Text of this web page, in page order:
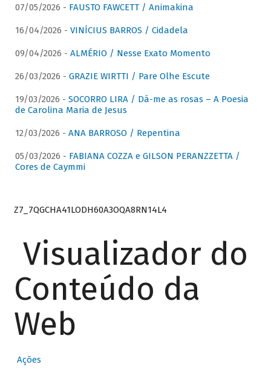
07/05/2026 - FAUSTO FAWCETT / Animakina
16/04/2026 - VINÍCIUS BARROS / Cidadela
09/04/2026 - ALMÉRIO / Nesse Exato Momento
26/03/2026 - GRAZIE WIRTTI / Pare Olhe Escute
19/03/2026 - SOCORRO LIRA / Dá-me as rosas – A Poesia
de Carolina Maria de Jesus
12/03/2026 - ANA BARROSO / Repentina
05/03/2026 - FABIANA COZZA e GILSON PERANZZETTA /
Cores de Caymmi
Z7_7QGCHA41LODH60A3OQA8RN14L4
Visualizador do
Conteúdo da
Web
Ações